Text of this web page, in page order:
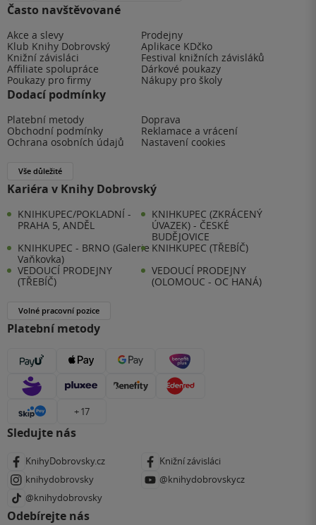
Často navštěvované
Akce a slevy
Prodejny
Klub Knihy Dobrovský
Aplikace KDčko
Knižní závisláci
Festival knižních závisláků
Affiliate spolupráce
Dárkové poukazy
Poukazy pro firmy
Nákupy pro školy
Dodací podmínky
Platební metody
Doprava
Obchodní podmínky
Reklamace a vrácení
Ochrana osobních údajů
Nastavení cookies
Vše důležité
Kariéra v Knihy Dobrovský
KNIHKUPEC/POKLADNÍ -
PRAHA 5, ANDĚL
KNIHKUPEC (ZKRÁCENÝ
ÚVAZEK) - ČESKÉ
BUDĚJOVICE
KNIHKUPEC - BRNO (Galerie
Vaňkovka)
KNIHKUPEC (TŘEBÍČ)
VEDOUCÍ PRODEJNY
(TŘEBÍČ)
VEDOUCÍ PRODEJNY
(OLOMOUC - OC HANÁ)
Volné pracovní pozice
Platební metody
+ 17
Sledujte nás
KnihyDobrovsky.cz
Knižní závisláci
knihydobrovsky
@knihydobrovskycz
@knihydobrovsky
Odebírejte nás